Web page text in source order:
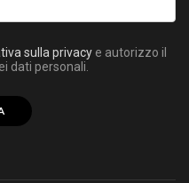
sulla privacy e autorizzo il
dati personali.